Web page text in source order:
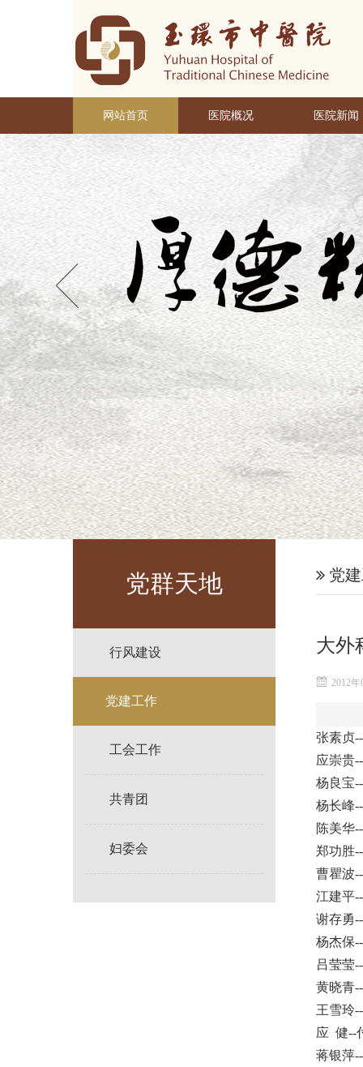
网站首页 医院概况 医院新闻
党群天地
行风建设
党建工作
工会工作
共青团
妇委会
党
大外
2012
张素贞
应崇贵
杨良宝
杨长峰
陈美华
郑功胜
曹瞿波
江建平
谢存勇
杨杰保
吕莹莹
黄晓青
王雪玲
应 健--
蒋银萍